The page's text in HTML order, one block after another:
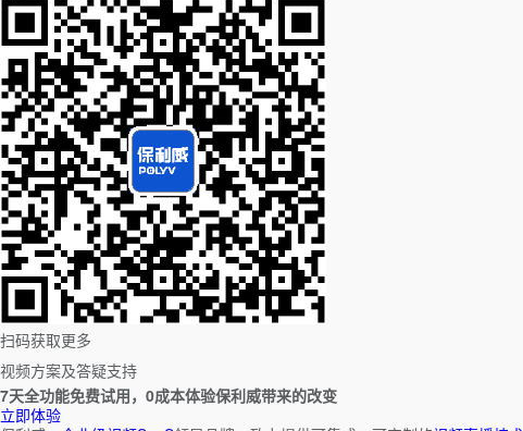
扫码获取更多
视频方案及答疑支持
7天全功能免费试用，0成本体验保利威带来的改变
立即体验